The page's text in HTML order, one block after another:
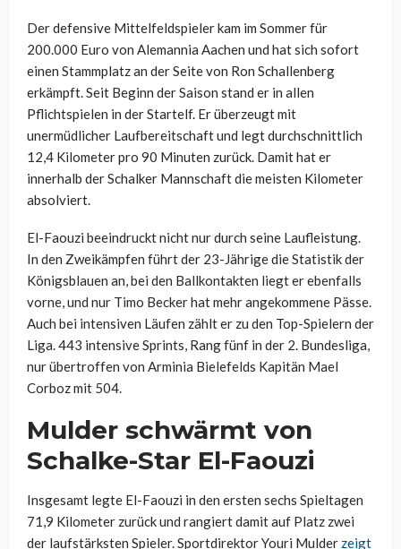
Der defensive Mittelfeldspieler kam im Sommer für
200.000 Euro von Alemannia Aachen und hat sich sofort
einen Stammplatz an der Seite von Ron Schallenberg
erkämpft. Seit Beginn der Saison stand er in allen
Pflichtspielen in der Startelf. Er überzeugt mit
unermüdlicher Laufbereitschaft und legt durchschnittlich
12,4 Kilometer pro 90 Minuten zurück. Damit hat er
innerhalb der Schalker Mannschaft die meisten Kilometer
absolviert.
El-Faouzi beeindruckt nicht nur durch seine Laufleistung.
In den Zweikämpfen führt der 23-Jährige die Statistik der
Königsblauen an, bei den Ballkontakten liegt er ebenfalls
vorne, und nur Timo Becker hat mehr angekommene Pässe.
Auch bei intensiven Läufen zählt er zu den Top-Spielern der
Liga. 443 intensive Sprints, Rang fünf in der 2. Bundesliga,
nur übertroffen von Arminia Bielefelds Kapitän Mael
Corboz mit 504.
Mulder schwärmt von
Schalke-Star El-Faouzi
Insgesamt legte El-Faouzi in den ersten sechs Spieltagen
71,9 Kilometer zurück und rangiert damit auf Platz zwei
der laufstärksten Spieler. Sportdirektor Youri Mulder zeigt